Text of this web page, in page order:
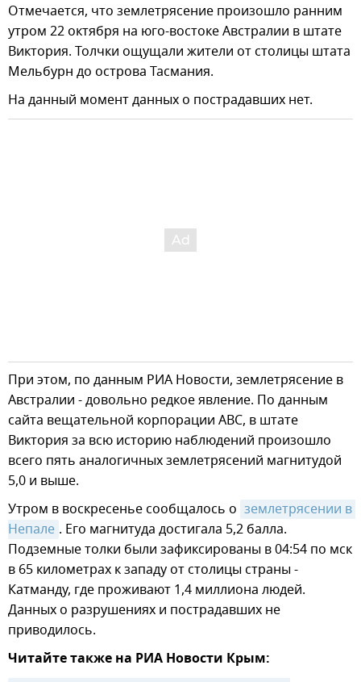
Отмечается, что землетрясение произошло ранним
утром 22 октября на юго-востоке Австралии в штате
Виктория. Толчки ощущали жители от столицы штата
Мельбурн до острова Тасмания.
На данный момент данных о пострадавших нет.
При этом, по данным РИА Новости, землетрясение в
Австралии - довольно редкое явление. По данным
сайта вещательной корпорации ABC, в штате
Виктория за всю историю наблюдений произошло
всего пять аналогичных землетрясений магнитудой
5,0 и выше.
Утром в воскресенье сообщалось о землетрясении в
Непале . Его магнитуда достигала 5,2 балла.
Подземные толки были зафиксированы в 04:54 по мск
в 65 километрах к западу от столицы страны -
Катманду, где проживают 1,4 миллиона людей.
Данных о разрушениях и пострадавших не
приводилось.
Читайте также на РИА Новости Крым: